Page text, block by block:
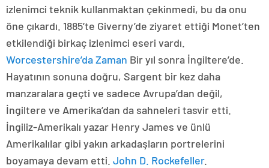
izlenimci teknik kullanmaktan çekinmedi, bu da onu
öne çıkardı. 1885’te Giverny’de ziyaret ettiği Monet’ten
etkilendiği birkaç izlenimci eseri vardı.
Worcestershire’da Zaman Bir yıl sonra İngiltere’de.
Hayatının sonuna doğru, Sargent bir kez daha
manzaralara geçti ve sadece Avrupa’dan değil,
İngiltere ve Amerika’dan da sahneleri tasvir etti.
İngiliz-Amerikalı yazar Henry James ve ünlü
Amerikalılar gibi yakın arkadaşların portrelerini
boyamaya devam etti. John D. Rockefeller.